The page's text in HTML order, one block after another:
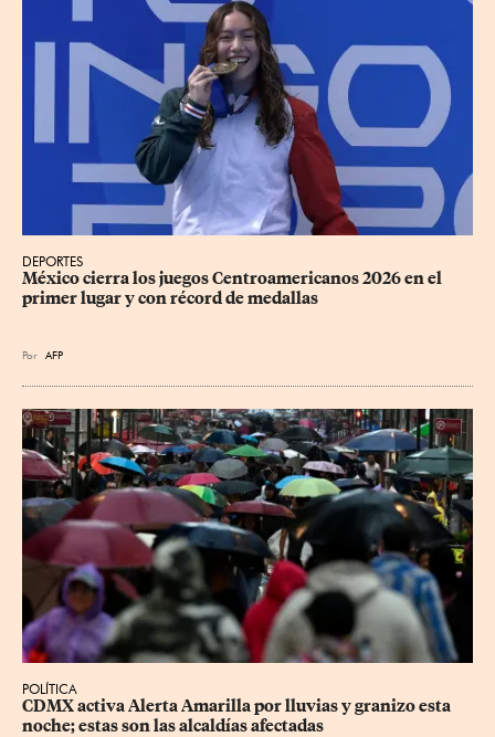
DEPORTES
México cierra los juegos Centroamericanos 2026 en el
primer lugar y con récord de medallas
Por AFP
POLÍTICA
CDMX activa Alerta Amarilla por lluvias y granizo esta
noche; estas son las alcaldías afectadas